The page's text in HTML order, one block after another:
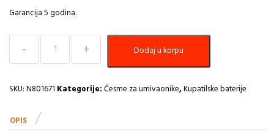
Garancija 5 godina.
Baterija
Umivaonik
bijela
N801671
količina
Dodaj u korpu
SKU:N801671 Kategorije:Česme za umivaonike,Kupatilske baterije
OPIS